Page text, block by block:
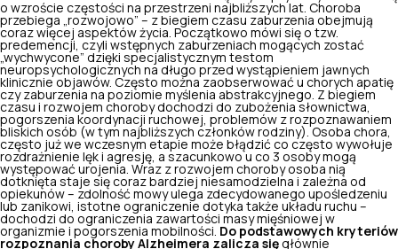
o wzroście częstości na przestrzeni najbliższych lat. Choroba
przebiega „rozwojowo” – z biegiem czasu zaburzenia obejmują
coraz więcej aspektów życia. Początkowo mówi się o tzw.
predemencji, czyli wstępnych zaburzeniach mogących zostać
„wychwycone” dzięki specjalistycznym testom
neuropsychologicznych na długo przed wystąpieniem jawnych
klinicznie objawów. Często można zaobserwować u chorych apatię
czy zaburzenia na poziomie myślenia abstrakcyjnego. Z biegiem
czasu i rozwojem choroby dochodzi do zubożenia słownictwa,
pogorszenia koordynacji ruchowej, problemów z rozpoznawaniem
bliskich osób (w tym najbliższych członków rodziny). Osoba chora,
często już we wczesnym etapie może błądzić co często wywołuje
rozdrażnienie lęk i agresję, a szacunkowo u co 3 osoby mogą
występować urojenia. Wraz z rozwojem choroby osoba nią
dotknięta staje się coraz bardziej niesamodzielna i zależna od
opiekunów – zdolność mowy ulega zdecydowanego upośledzeniu
lub zanikowi, istotne ograniczenie dotyka także układu ruchu –
dochodzi do ograniczenia zawartości masy mięśniowej w
organizmie i pogorszenia mobilności. Do podstawowych kryteriów
rozpoznania choroby Alzheimera zalicza się głównie